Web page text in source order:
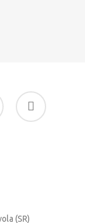
tiktok
(SR)